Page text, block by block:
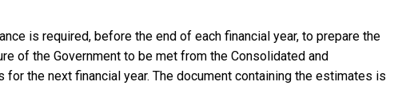
is required, before the end of each financial year, to prepare the
of the Government to be met from the Consolidated and
the next financial year. The document containing the estimates is